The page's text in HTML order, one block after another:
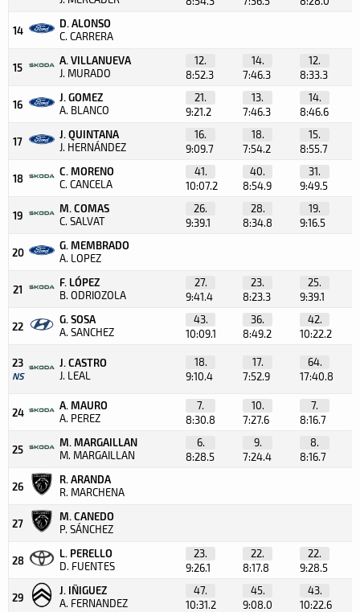
14
D. ALONSO
C. CARRERA
15
A. VILLANUEVA
J. MURADO
12.
8:52.3
14.
7:46.3
12.
8:33.3
16
J. GOMEZ
A. BLANCO
21.
9:21.2
13.
7:46.3
14.
8:46.6
17
J. QUINTANA
J. HERNÁNDEZ
16.
9:09.7
18.
7:54.2
15.
8:55.7
18
C. MORENO
C. CANCELA
41.
10:07.2
40.
8:54.9
31.
9:49.5
19
M. COMAS
C. SALVAT
26.
9:39.1
28.
8:34.8
19.
9:16.5
20
G. MEMBRADO
A. LOPEZ
21
F. LÓPEZ
B. ODRIOZOLA
27.
9:41.4
23.
8:23.3
25.
9:39.1
22
G. SOSA
A. SANCHEZ
43.
10:09.1
36.
8:49.2
42.
10:22.2
23
NS
J. CASTRO
J. LEAL
18.
9:10.4
17.
7:52.9
64.
17:40.8
24
A. MAURO
A. PEREZ
7.
8:30.8
10.
7:27.6
7.
8:16.7
25
M. MARGAILLAN
M. MARGAILLAN
6.
8:28.5
9.
7:24.4
8.
8:16.7
26
R. ARANDA
R. MARCHENA
27
M. CANEDO
P. SÁNCHEZ
28
L. PERELLO
D. FUENTES
23.
9:26.1
22.
8:17.8
22.
9:28.5
29
J. IÑIGUEZ
A. FERNANDEZ
47.
10:31.2
45.
9:08.0
43.
10:22.6